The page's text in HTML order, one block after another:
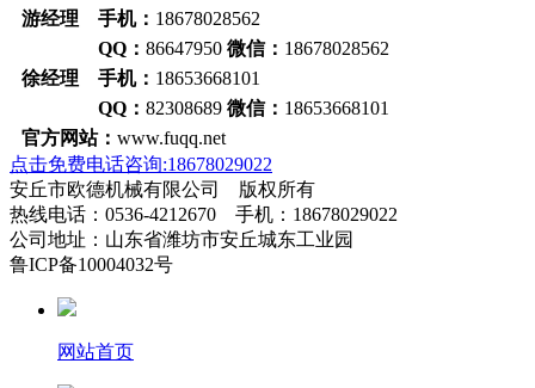
游经理 手机： 18678028562
QQ： 86647950 微信： 18678028562
徐经理 手机： 18653668101
QQ： 82308689 微信： 18653668101
官方网站： www.fuqq.net
点击免费电话咨询:18678029022
安丘市欧德机械有限公司 版权所有
热线电话：0536-4212670 手机：18678029022
公司地址：山东省潍坊市安丘城东工业园
鲁ICP备10004032号
网站首页